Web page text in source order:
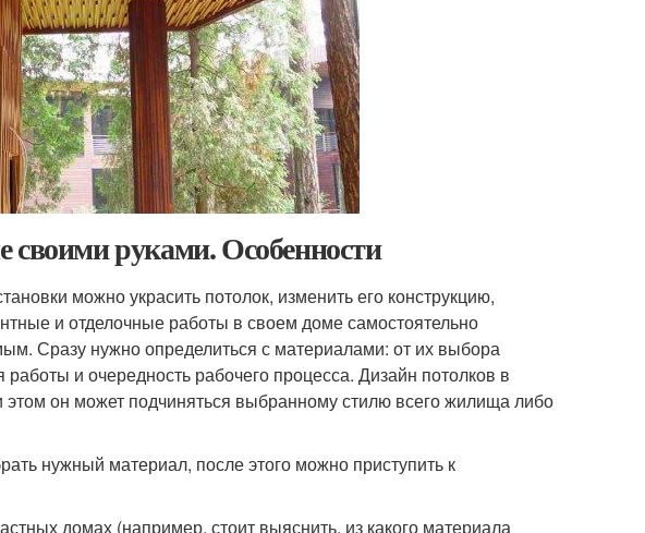
своими руками. Особенности
можно украсить потолок, изменить его конструкцию,
и отделочные работы в своем доме самостоятельно
Сразу нужно определиться с материалами: от их выбора
и очередность рабочего процесса. Дизайн потолков в
он может подчиняться выбранному стилю всего жилища либо
нужный материал, после этого можно приступить к
домах (например, стоит выяснить, из какого материала